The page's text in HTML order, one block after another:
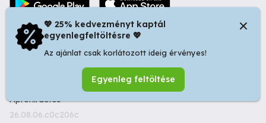
© 2026 Startapró S.R.L. | Bulevardul Dacia nr 34, Oradea
410346, Romania | Tax ID: RO44483373 -
Ingyenes
Apróhirdetés
26.08.06.c0c206c
💖 25% kedvezményt kaptál
egyenlegfeltöltésre 💖
Az ajánlat csak korlátozott ideig érvényes!
Egyenleg feltöltése